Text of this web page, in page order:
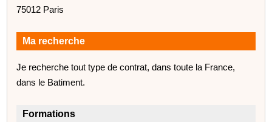
75012 Paris
Ma recherche
Je recherche tout type de contrat, dans toute la France,
dans le Batiment.
Formations